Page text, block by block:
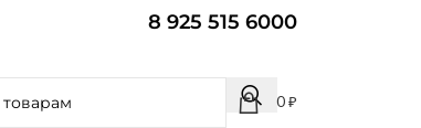
8 925 515 6000
0₽